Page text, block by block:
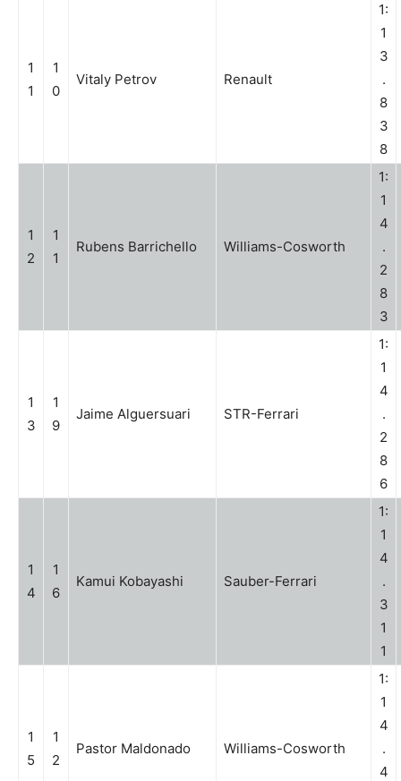
1
1
1
0
Vitaly Petrov Renault
1:
1
3
.
8
3
8
1
2
1
1
Rubens Barrichello Williams-Cosworth
1:
1
4
.
2
8
3
1
3
1
9
Jaime Alguersuari STR-Ferrari
1:
1
4
.
2
8
6
1
4
1
6
Kamui Kobayashi Sauber-Ferrari
1:
1
4
.
3
1
1
1
5
1
2
Pastor Maldonado Williams-Cosworth
1:
1
4
.
4